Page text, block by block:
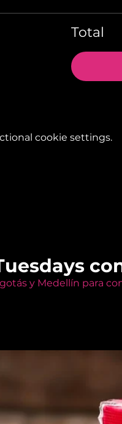
Total
cookie settings.
y Medellín para